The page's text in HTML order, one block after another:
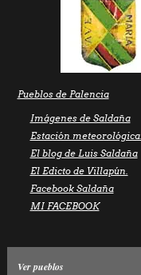
Pueblos de Palencia
Imágenes de Saldaña
Estación
El blog de Luis Saldaña
El Edicto de Villapún.
Facebook Saldaña
MI FACEBOOK
Ver pueblos